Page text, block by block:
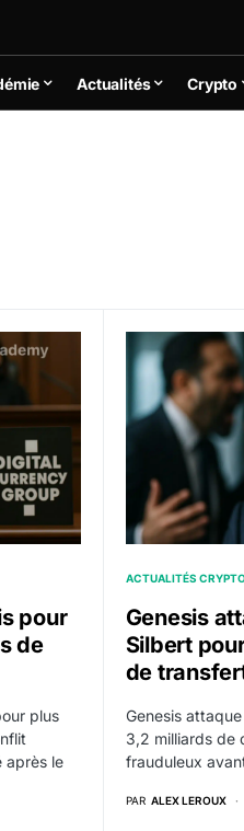
Actualités Crypto
plus de 105
pour
de
plus
après le
Genesis
ACTUALITÉS
Genesis
Silbert
de
Genesis
3,2 milliards de
frauduleux
PAR ALEX LEROUX